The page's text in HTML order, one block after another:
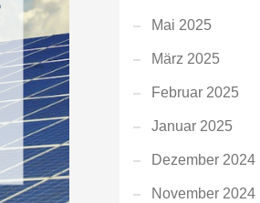
Mai 2025
März 2025
Februar 2025
Januar 2025
Dezember 2024
November 2024